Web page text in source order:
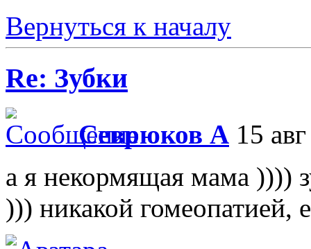
Вернуться к началу
Re: Зубки
Севрюков А 15
а я некормящая мама ))))
))) никакой гомеопатией,